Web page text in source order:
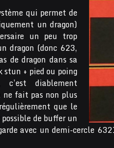
qui permet de
un dragon)
un peu trop
dragon (donc 623,
de dragon dans sa
+ pied ou poing
c’est diablement
fait pas non plus
que le
de buffer un
avec un demi-cercle